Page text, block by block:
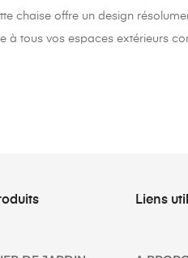
chaise offre un design
à tous vos espaces extérieurs
Liens